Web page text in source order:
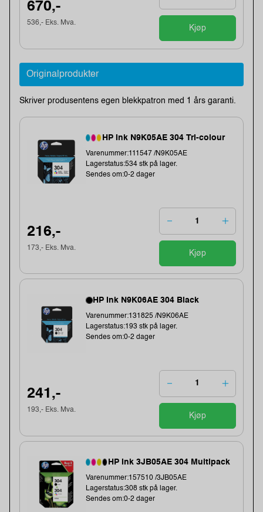
670,-
536,- Eks. Mva.
Kjøp
Originalprodukter
Skriver produsentens egen blekkpatron med 1 års garanti.
HP Ink N9K05AE 304 Tri-colour
Varenummer:111547 /N9K05AE
Lagerstatus:534 stk på lager.
Sendes om:0-2 dager
216,-
173,- Eks. Mva.
Kjøp
HP Ink N9K06AE 304 Black
Varenummer:131825 /N9K06AE
Lagerstatus:193 stk på lager.
Sendes om:0-2 dager
241,-
193,- Eks. Mva.
Kjøp
HP Ink 3JB05AE 304 Multipack
Varenummer:157510 /3JB05AE
Lagerstatus:308 stk på lager.
Sendes om:0-2 dager